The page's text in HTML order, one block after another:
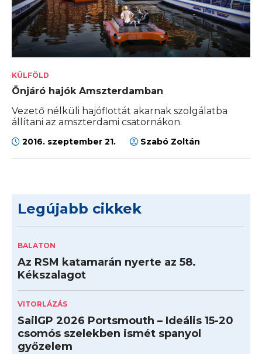
KÜLFÖLD
Önjáró hajók Amszterdamban
Vezető nélküli hajóflottát akarnak szolgálatba
állítani az amszterdami csatornákon.
2016. szeptember 21. Szabó Zoltán
Legújabb cikkek
BALATON
Az RSM katamarán nyerte az 58.
Kékszalagot
VITORLÁZÁS
SailGP 2026 Portsmouth – Ideális 15-20
csomós szelekben ismét spanyol
győzelem